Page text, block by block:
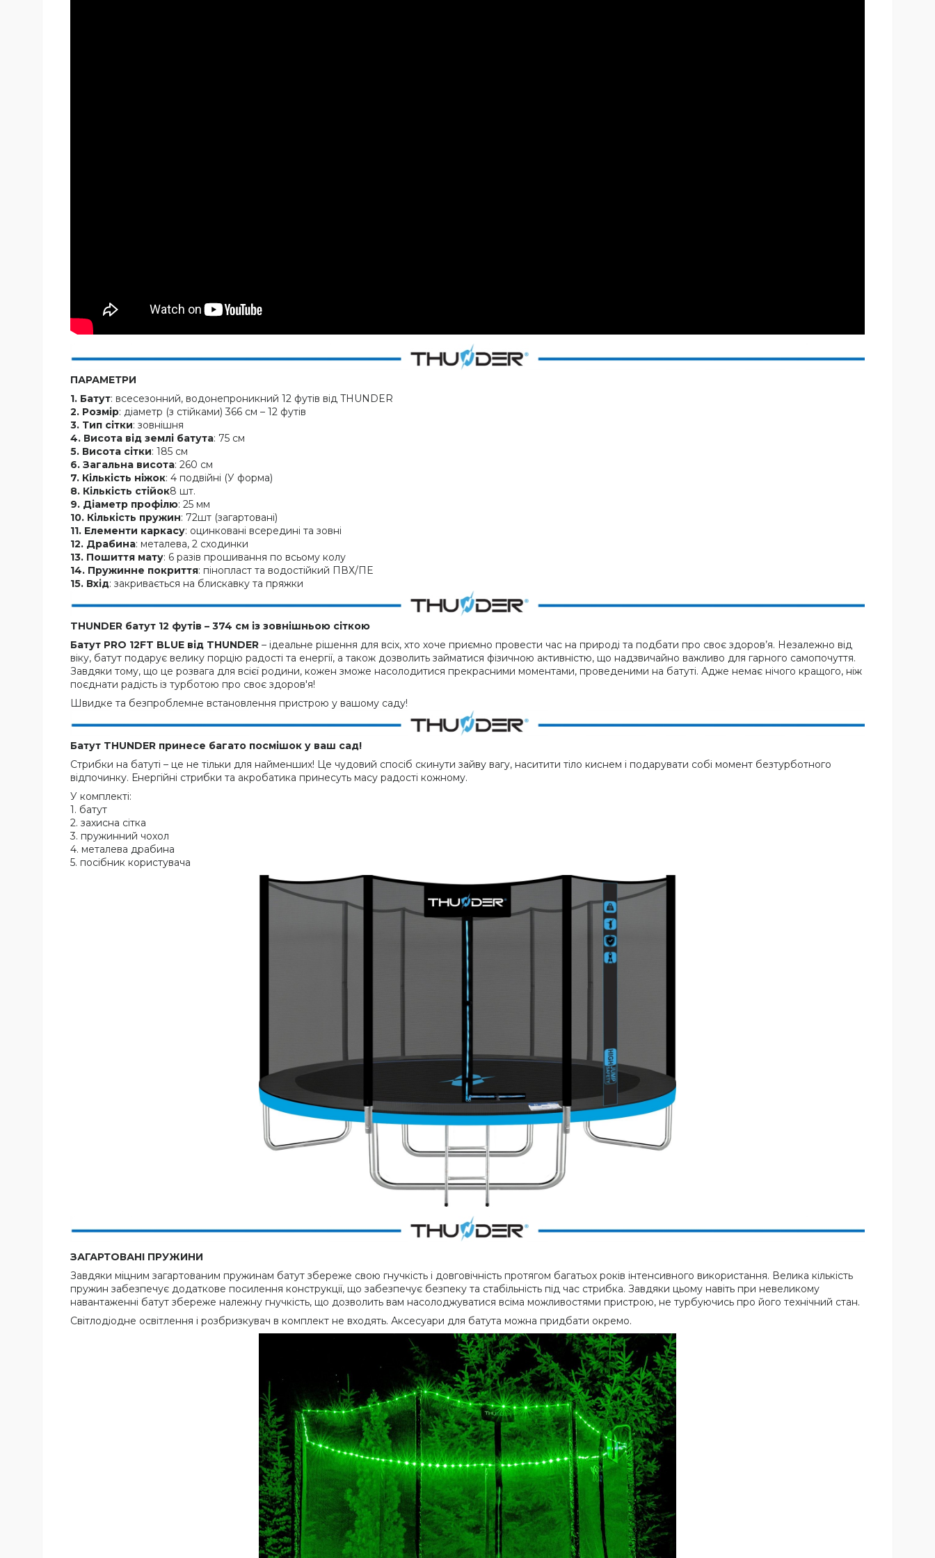
ПАРАМЕТРИ
1. Батут: всесезонний, водонепроникний 12 футів від THUNDER
2. Розмір: діаметр (з стійками) 366 см – 12 футів
3. Тип сітки: зовнішня
4. Висота від землі батута: 75 см
5. Висота сітки: 185 см
6. Загальна висота: 260 см
7. Кількість ніжок: 4 подвійні (У форма)
8. Кількість стійок8 шт.
9. Діаметр профілю: 25 мм
10. Кількість пружин: 72шт (загартовані)
11. Елементи каркасу: оцинковані всередині та зовні
12. Драбина: металева, 2 сходинки
13. Пошиття мату: 6 разів прошивання по всьому колу
14. Пружинне покриття: пінопласт та водостійкий ПВХ/ПЕ
15. Вхід: закривається на блискавку та пряжки
THUNDER батут 12 футів – 374 см із зовнішньою сіткою
Батут PRO 12FT BLUE від THUNDER – ідеальне рішення для всіх, хто хоче приємно провести час на природі та подбати про своє здоров’я. Незалежно від
віку, батут подарує велику порцію радості та енергії, а також дозволить займатися фізичною активністю, що надзвичайно важливо для гарного самопочуття.
Завдяки тому, що це розвага для всієї родини, кожен зможе насолодитися прекрасними моментами, проведеними на батуті. Адже немає нічого кращого, ніж
поєднати радість із турботою про своє здоров'я!
Швидке та безпроблемне встановлення пристрою у вашому саду!
Батут THUNDER принесе багато посмішок у ваш сад!
Стрибки на батуті – це не тільки для найменших! Це чудовий спосіб скинути зайву вагу, наситити тіло киснем і подарувати собі момент безтурботного
відпочинку. Енергійні стрибки та акробатика принесуть масу радості кожному.
У комплекті:
1. батут
2. захисна сітка
3. пружинний чохол
4. металева драбина
5. посібник користувача
ЗАГАРТОВАНІ ПРУЖИНИ
Завдяки міцним загартованим пружинам батут збереже свою гнучкість і довговічність протягом багатьох років інтенсивного використання. Велика кількість
пружин забезпечує додаткове посилення конструкції, що забезпечує безпеку та стабільність під час стрибка. Завдяки цьому навіть при невеликому
навантаженні батут збереже належну гнучкість, що дозволить вам насолоджуватися всіма можливостями пристрою, не турбуючись про його технічний стан.
Світлодіодне освітлення і розбризкувач в комплект не входять. Аксесуари для батута можна придбати окремо.